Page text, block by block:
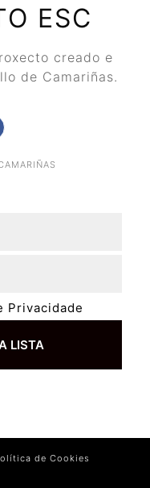
ESC
creado e
de Camariñas.
Privacidade
LISTA
de Cookies